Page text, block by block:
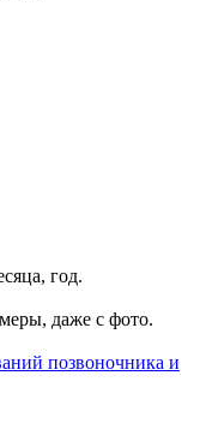
год.
даже с фото.
позвоночника и